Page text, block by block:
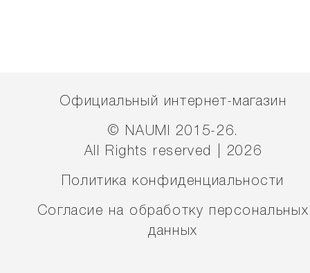
Официальный интернет-магазин
© NAUMI 2015-26.
All Rights reserved | 2026
Политика конфиденциальности
Согласие на обработку персональных
данных